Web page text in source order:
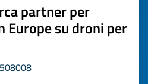
partner per
su droni per